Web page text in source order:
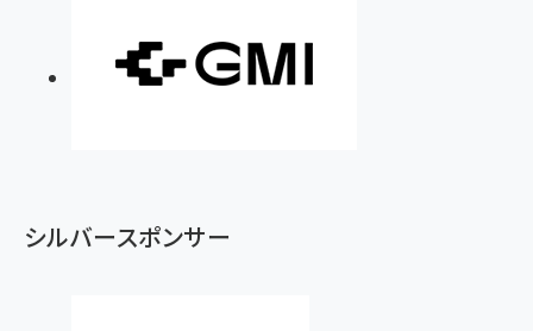
シルバースポンサー